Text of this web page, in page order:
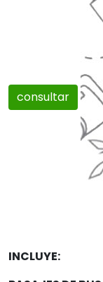
consultar
INCLUYE: